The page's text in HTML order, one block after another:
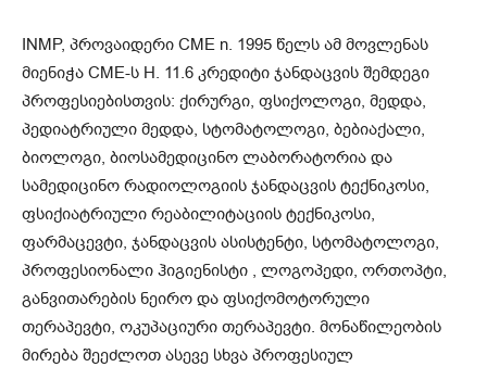
INMP, პროვაიდერი CME n. 1995 წელს ამ მოვლენას
მიენიჭა CME-ს H. 11.6 კრედიტი ჯანდაცვის შემდეგი
პროფესიებისთვის: ქირურგი, ფსიქოლოგი, მედდა,
პედიატრიული მედდა, სტომატოლოგი, ბებიაქალი,
ბიოლოგი, ბიოსამედიცინო ლაბორატორია და
სამედიცინო რადიოლოგიის ჯანდაცვის ტექნიკოსი,
ფსიქიატრიული რეაბილიტაციის ტექნიკოსი,
ფარმაცევტი, ჯანდაცვის ასისტენტი, სტომატოლოგი,
პროფესიონალი ჰიგიენისტი , ლოგოპედი, ორთოპტი,
განვითარების ნეირო და ფსიქომოტორული
თერაპევტი, ოკუპაციური თერაპევტი. მონაწილეობის
მირება შეეძლოთ ასევე სხვა პროფესიულ